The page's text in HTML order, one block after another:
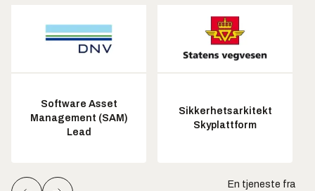
Software Asset
Management (SAM)
Lead
Sikkerhetsarkitekt
Skyplattform
En tjeneste fra